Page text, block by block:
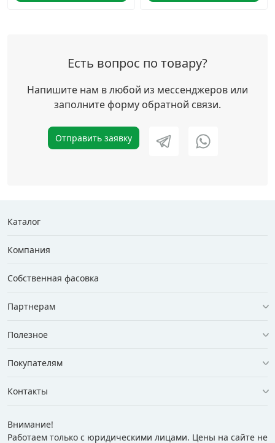
Есть вопрос по товару?
Напишите нам в любой из мессенджеров или
заполните форму обратной связи.
Отправить заявку
Каталог
Компания
Собственная фасовка
Партнерам
Полезное
Покупателям
Контакты
Внимание!
Работаем только с юридическими лицами. Цены на сайте не